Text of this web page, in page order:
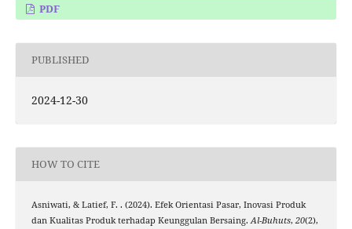
PDF
PUBLISHED
2024-12-30
HOW TO CITE
Asniwati, & Latief, F. . (2024). Efek Orientasi Pasar, Inovasi Produk
dan Kualitas Produk terhadap Keunggulan Bersaing. Al-Buhuts, 20(2),